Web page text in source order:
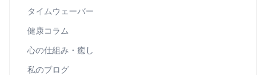
タイムウェーバー
健康コラム
心の仕組み・癒し
私のブログ